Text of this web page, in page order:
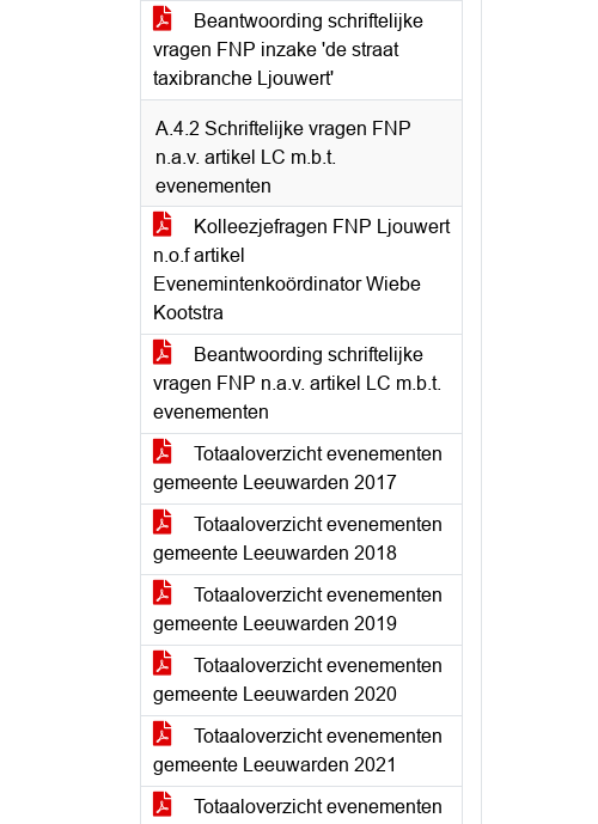
Beantwoording schriftelijke
vragen FNP inzake 'de straat
taxibranche Ljouwert'
A.4.2 Schriftelijke vragen FNP
n.a.v. artikel LC m.b.t.
evenementen
Kolleezjefragen FNP Ljouwert
n.o.f artikel
Evenemintenkoördinator Wiebe
Kootstra
Beantwoording schriftelijke
vragen FNP n.a.v. artikel LC m.b.t.
evenementen
Totaaloverzicht evenementen
gemeente Leeuwarden 2017
Totaaloverzicht evenementen
gemeente Leeuwarden 2018
Totaaloverzicht evenementen
gemeente Leeuwarden 2019
Totaaloverzicht evenementen
gemeente Leeuwarden 2020
Totaaloverzicht evenementen
gemeente Leeuwarden 2021
Totaaloverzicht evenementen